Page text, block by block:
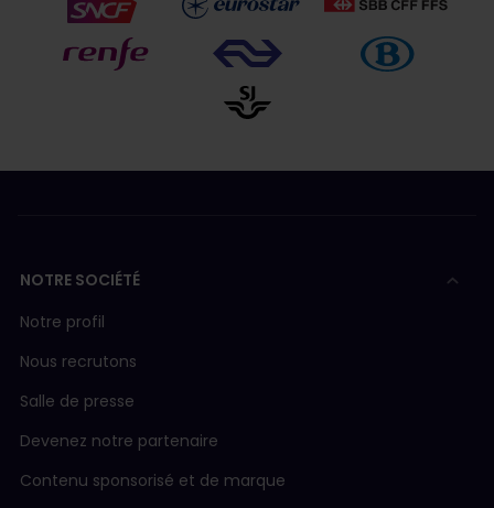
NOTRE SOCIÉTÉ
Notre profil
Nous recrutons
Salle de presse
Devenez notre partenaire
Contenu sponsorisé et de marque